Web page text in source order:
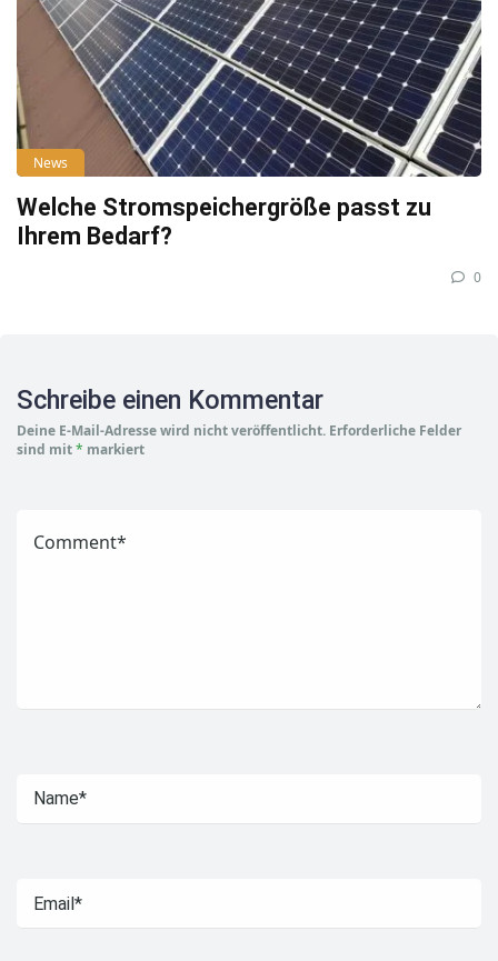
News
Welche Stromspeichergröße passt zu
Ihrem Bedarf?
0
Schreibe einen Kommentar
Deine E-Mail-Adresse wird nicht veröffentlicht. Erforderliche Felder
sind mit* markiert